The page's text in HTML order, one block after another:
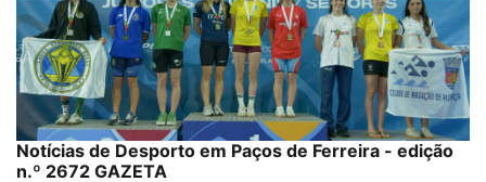
Notícias de Desporto em Paços de Ferreira - edição
n.º 2672 GAZETA